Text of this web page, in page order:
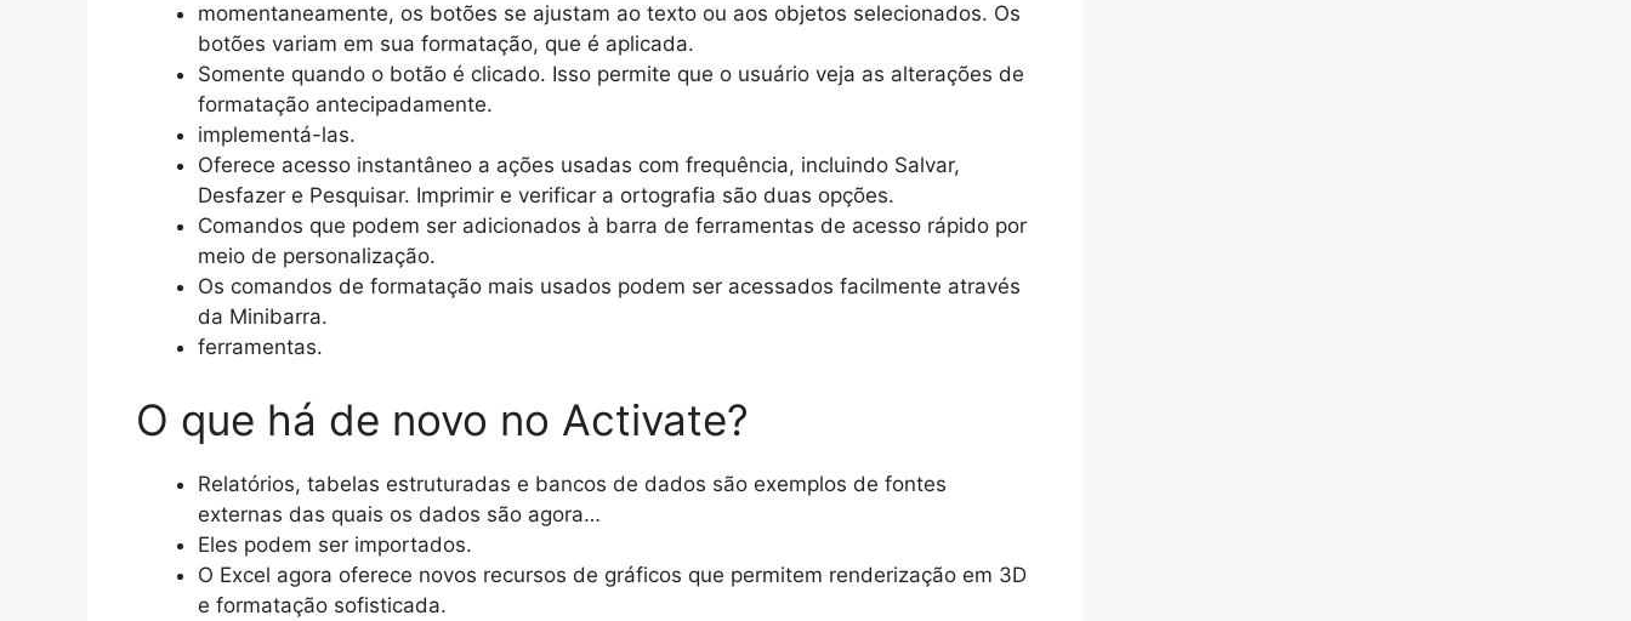
momentaneamente, os botões se ajustam ao texto ou aos objetos selecionados. Os
botões variam em sua formatação, que é aplicada.
Somente quando o botão é clicado. Isso permite que o usuário veja as alterações de
formatação antecipadamente.
implementá-las.
Oferece acesso instantâneo a ações usadas com frequência, incluindo Salvar,
Desfazer e Pesquisar. Imprimir e verificar a ortografia são duas opções.
Comandos que podem ser adicionados à barra de ferramentas de acesso rápido por
meio de personalização.
Os comandos de formatação mais usados ​​podem ser acessados ​​facilmente através
da Minibarra.
ferramentas.
O que há de novo no Activate?
Relatórios, tabelas estruturadas e bancos de dados são exemplos de fontes
externas das quais os dados são agora…
Eles podem ser importados.
O Excel agora oferece novos recursos de gráficos que permitem renderização em 3D
e formatação sofisticada.